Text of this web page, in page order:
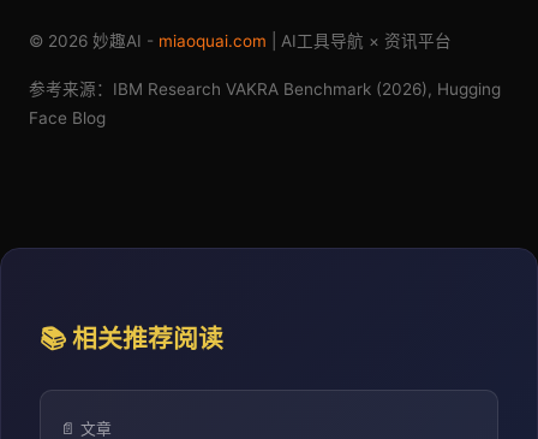
© 2026 妙趣AI - miaoquai.com | AI工具导航 × 资讯平台
参考来源：IBM Research VAKRA Benchmark (2026), Hugging
Face Blog
📚 相关推荐阅读
📄 文章